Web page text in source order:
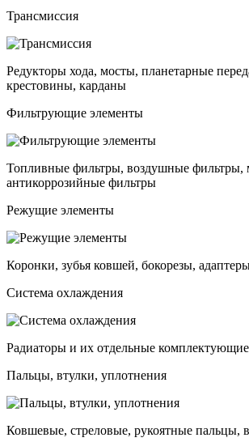
Трансмиссия
Редукторы хода, мосты, планетарные
крестовины, карданы
Фильтрующие элементы
Топливные фильтры, воздушные фильтры,
антикоррозийные фильтры
Режущие элементы
Коронки, зубья ковшей, бокорезы,
Система охлаждения
Радиаторы и их отдельные комплектующие
Пальцы, втулки, уплотнения
Ковшевые, стреловые, рукоятные пальцы,